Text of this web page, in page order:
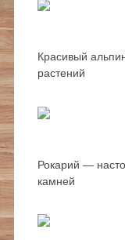
Красивый
растений
Рокарий —
камней